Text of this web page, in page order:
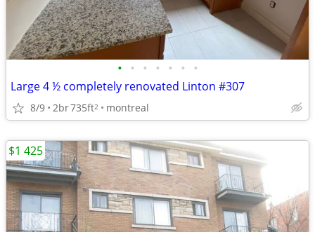
• • • • • • •
Large 4 ½ completely renovated Linton #307
8/9 2br735ft2 montreal
$1 425